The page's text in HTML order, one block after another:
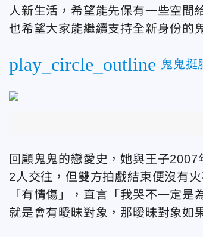
人新生活，希望能先保有一些空間
也希望大家能繼續支持全新身份的
play_circle_outline 鬼鬼
回顧鬼鬼的戀愛史，她與王子
2人交往，但雙方拍戲結束便沒有
「有情傷」，直言「我哭不一定
就是會有曖昧對象，那曖昧對象如